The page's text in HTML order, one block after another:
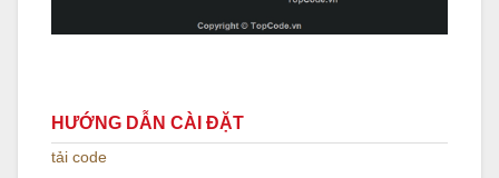
HƯỚNG DẪN CÀI ĐẶT
tải code